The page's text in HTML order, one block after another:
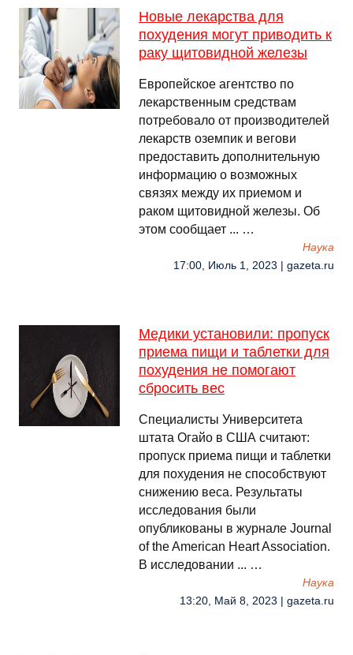
Новые лекарства для
похудения могут приводить к
раку щитовидной железы
Европейское агентство по
лекарственным средствам
потребовало от производителей
лекарств оземпик и вегови
предоставить дополнительную
информацию о возможных
связях между их приемом и
раком щитовидной железы. Об
этом сообщает ... …
Наука
17:00, Июль 1, 2023 | gazeta.ru
Медики установили: пропуск
приема пищи и таблетки для
похудения не помогают
сбросить вес
Специалисты Университета
штата Огайо в США считают:
пропуск приема пищи и таблетки
для похудения не способствуют
снижению веса. Результаты
исследования были
опубликованы в журнале Journal
of the American Heart Association.
В исследовании ... …
Наука
13:20, Май 8, 2023 | gazeta.ru